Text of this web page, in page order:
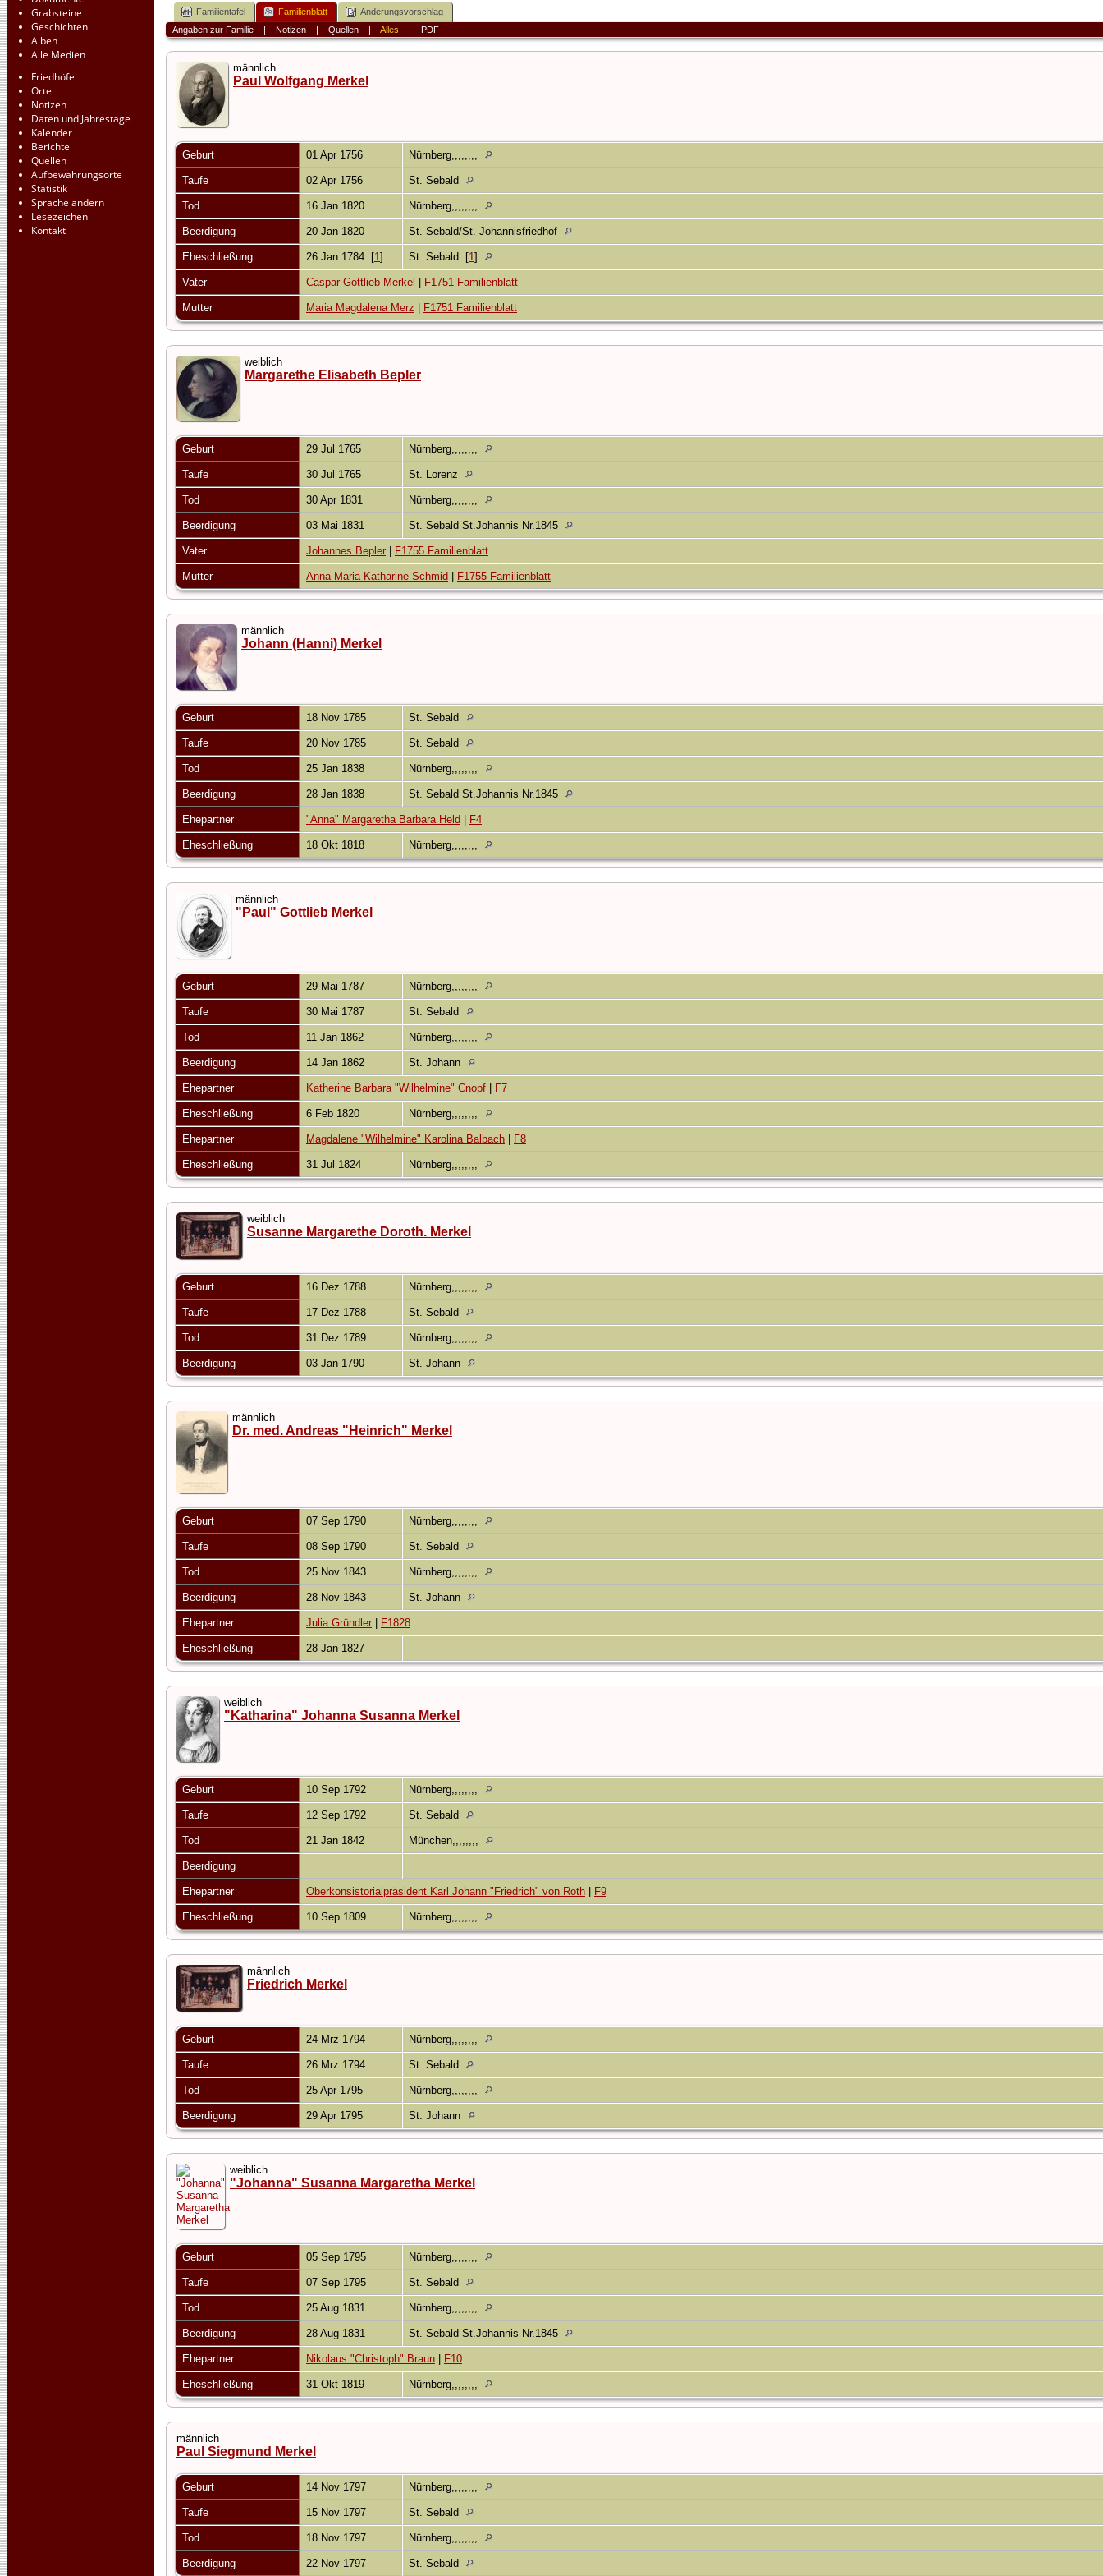
Grabsteine
Geschichten
Alben
Alle Medien
Friedhöfe
Orte
Notizen
Daten und Jahrestage
Kalender
Berichte
Quellen
Aufbewahrungsorte
Statistik
Sprache ändern
Lesezeichen
Kontakt
Familientafel Familienblatt
Änderungsvorschlag
Angaben zur Familie| Notizen| Quellen| Alles | PDF
männlich
Paul Wolfgang Merkel
Geburt 01 Apr 1756 Nürnberg,,,,,,,,
Taufe 02 Apr 1756 St. Sebald
Tod 16 Jan 1820 Nürnberg,,,,,,,,
Beerdigung 20 Jan 1820 St. Sebald/St. Johannisfriedhof
Eheschließung 26 Jan 1784 [1] St. Sebald [1]
Vater Caspar Gottlieb Merkel F1751 Familienblatt
Mutter Maria Magdalena Merz F1751 Familienblatt
weiblich
Margarethe Elisabeth Bepler
Geburt 29 Jul 1765 Nürnberg,,,,,,,,
Taufe 30 Jul 1765 St. Lorenz
Tod 30 Apr 1831 Nürnberg,,,,,,,,
Beerdigung 03 Mai 1831 St. Sebald St.Johannis Nr.1845
Vater Johannes Bepler F1755 Familienblatt
Mutter Anna Maria Katharine Schmid F1755 Familienblatt
männlich
Johann (Hanni) Merkel
Geburt 18 Nov 1785 St. Sebald
Taufe 20 Nov 1785 St. Sebald
Tod 25 Jan 1838 Nürnberg,,,,,,,,
Beerdigung 28 Jan 1838 St. Sebald St.Johannis Nr.1845
Ehepartner "Anna" Margaretha Barbara Held F4
Eheschließung 18 Okt 1818 Nürnberg,,,,,,,,
männlich
"Paul" Gottlieb Merkel
Geburt 29 Mai 1787 Nürnberg,,,,,,,,
Taufe 30 Mai 1787 St. Sebald
Tod 11 Jan 1862 Nürnberg,,,,,,,,
Beerdigung 14 Jan 1862 St. Johann
Ehepartner Katherine Barbara "Wilhelmine" Cnopf F7
Eheschließung 6 Feb 1820 Nürnberg,,,,,,,,
Ehepartner Magdalene "Wilhelmine" Karolina Balbach F8
Eheschließung 31 Jul 1824 Nürnberg,,,,,,,,
weiblich
Susanne Margarethe Doroth. Merkel
Geburt 16 Dez 1788 Nürnberg,,,,,,,,
Taufe 17 Dez 1788 St. Sebald
Tod 31 Dez 1789 Nürnberg,,,,,,,,
Beerdigung 03 Jan 1790 St. Johann
männlich
Dr. med. Andreas "Heinrich" Merkel
Geburt 07 Sep 1790 Nürnberg,,,,,,,,
Taufe 08 Sep 1790 St. Sebald
Tod 25 Nov 1843 Nürnberg,,,,,,,,
Beerdigung 28 Nov 1843 St. Johann
Ehepartner Julia Gründler F1828
Eheschließung 28 Jan 1827
weiblich
"Katharina" Johanna Susanna Merkel
Geburt 10 Sep 1792 Nürnberg,,,,,,,,
Taufe 12 Sep 1792 St. Sebald
Tod 21 Jan 1842 München,,,,,,,,
Beerdigung
Ehepartner Oberkonsistorialpräsident Karl Johann "Friedrich" von Roth F9
Eheschließung 10 Sep 1809 Nürnberg,,,,,,,,
männlich
Friedrich Merkel
Geburt 24 Mrz 1794 Nürnberg,,,,,,,,
Taufe 26 Mrz 1794 St. Sebald
Tod 25 Apr 1795 Nürnberg,,,,,,,,
Beerdigung 29 Apr 1795 St. Johann
weiblich
"Johanna" Susanna Margaretha Merkel
Geburt 05 Sep 1795 Nürnberg,,,,,,,,
Taufe 07 Sep 1795 St. Sebald
Tod 25 Aug 1831 Nürnberg,,,,,,,,
Beerdigung 28 Aug 1831 St. Sebald St.Johannis Nr.1845
Ehepartner Nikolaus "Christoph" Braun F10
Eheschließung 31 Okt 1819 Nürnberg,,,,,,,,
männlich
Paul Siegmund Merkel
Geburt 14 Nov 1797 Nürnberg,,,,,,,,
Taufe 15 Nov 1797 St. Sebald
Tod 18 Nov 1797 Nürnberg,,,,,,,,
Beerdigung 22 Nov 1797 St. Sebald